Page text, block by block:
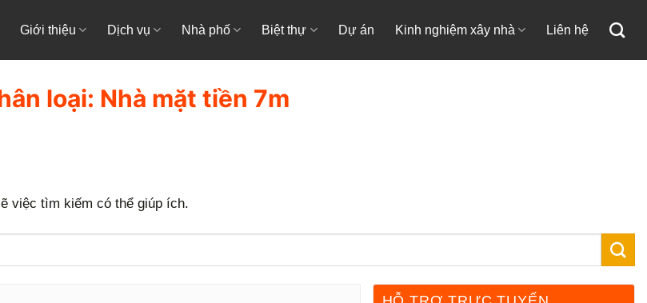
Giới thiệu Dịch vụ Nhà phố Biệt thự Dự án Kinh nghiệm xây nhà Liên hệ
loại: Nhà mặt tiền 7m
việc tìm kiếm có thể giúp ích.